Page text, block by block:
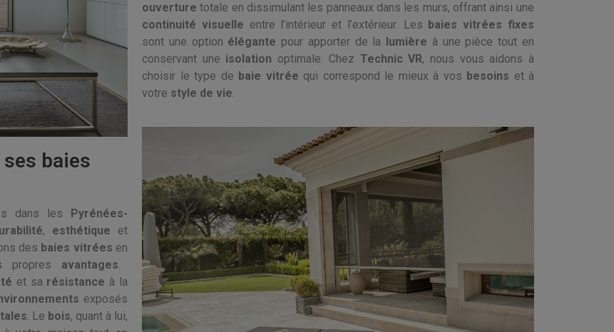
baies
dans les Pyrénées-
, esthétique et
des baies vitrées en
propres avantages.
et sa résistance à la
exposés
. Le bois, quant à lui,
ouverture totale en dissimulant les panneaux dans les murs, offrant ainsi une
continuité visuelle entre l’intérieur et l’extérieur. Les baies vitrées fixes
sont une option élégante pour apporter de la lumière à une pièce tout en
conservant une isolation optimale. Chez Technic VR, nous vous aidons à
choisir le type de baie vitrée qui correspond le mieux à vos besoins et à
votre style de vie.